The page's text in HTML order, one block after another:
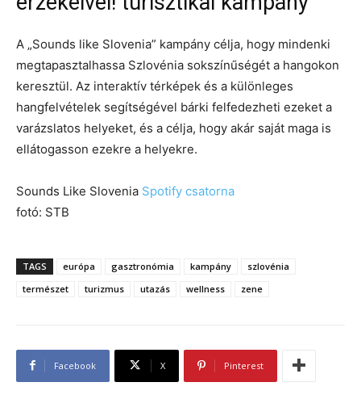
A „Sounds like Slovenia” kampány célja, hogy mindenki
megtapasztalhassa Szlovénia sokszínűségét a hangokon
keresztül. Az interaktív térképek és a különleges
hangfelvételek segítségével bárki felfedezheti ezeket a
varázslatos helyeket, és a célja, hogy akár saját maga is
ellátogasson ezekre a helyekre.
Sounds Like Slovenia Spotify csatorna
fotó: STB
TAGS európa gasztronómia kampány
szlovénia
természet
turizmus utazás wellness zene
Facebook X Pinterest